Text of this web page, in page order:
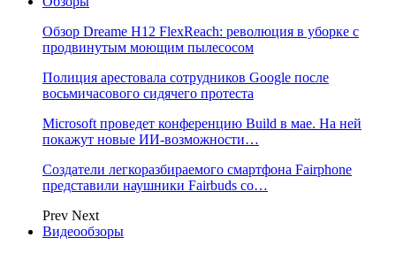
Обзор Dreame H12 FlexReach: революция в уборке с
продвинутым моющим пылесосом
Полиция арестовала сотрудников Google после
восьмичасового сидячего протеста
Microsoft проведет конференцию Build в мае. На ней
покажут новые ИИ-возможности…
Создатели легкоразбираемого смартфона Fairphone
представили наушники Fairbuds со…
Prev Next
Видеообзоры